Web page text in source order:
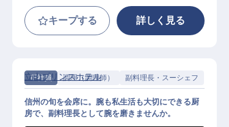
キープする 詳しく見る
正社員 調理（調理師） 副料理長・スーシェフ
立山プリンスホテル
信州の旬を会席に。腕も私生活も大切にできる厨
房で、副料理長として腕を磨きませんか。